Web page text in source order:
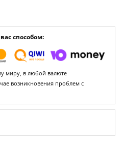
способом:
миру, в любой валюте
возникновения проблем с